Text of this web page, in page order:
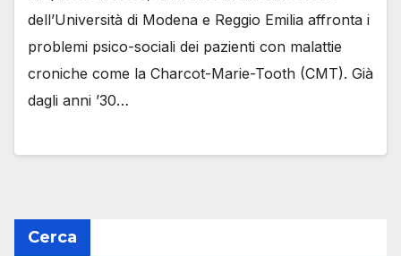
dell’Università di Modena e Reggio Emilia affronta i
problemi psico-sociali dei pazienti con malattie
croniche come la Charcot-Marie-Tooth (CMT). Già
dagli anni ’30…
Cerca